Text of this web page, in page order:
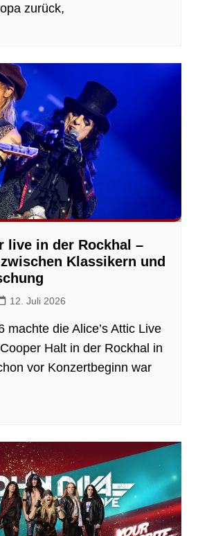
zurück,
live in der Rockhal –
Klassikern und
12. Juli 2026
machte die Alice’s Attic Live
Halt in der Rockhal in
vor Konzertbeginn war